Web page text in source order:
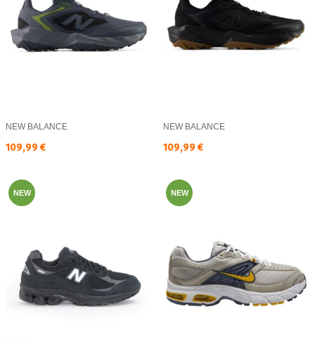
NEW BALANCE
Текуща цена:
109,99 €
NEW BALANCE
Текуща цена:
109,99 €
NEW NEW